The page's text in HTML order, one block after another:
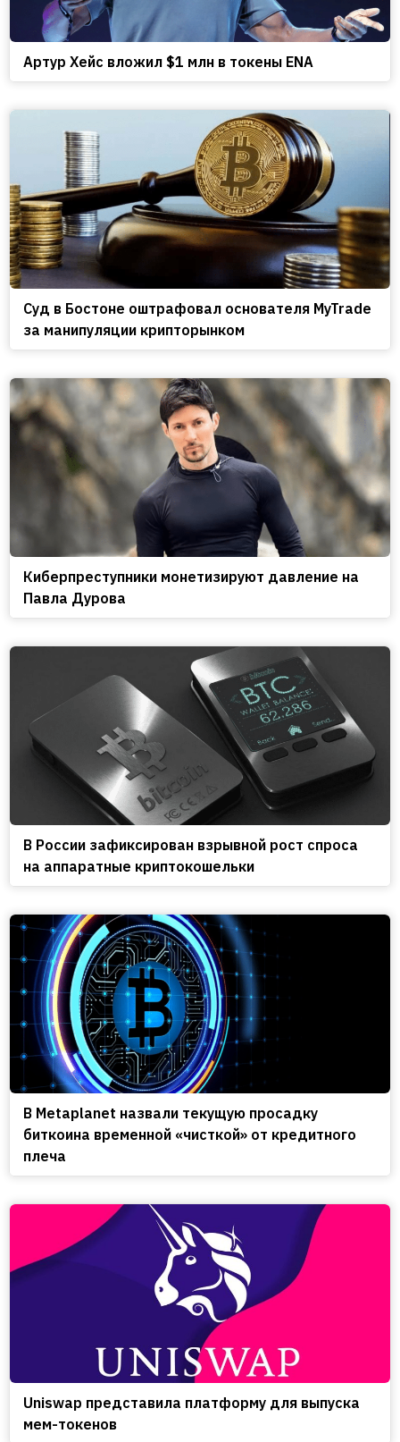
Артур Хейс вложил $1 млн в токены ENA
Cуд в Бостоне оштрафовал основателя MyTrade
за манипуляции крипторынком
Киберпреступники монетизируют давление на
Павла Дурова
В России зафиксирован взрывной рост спроса
на аппаратные криптокошельки
В Metaplanet назвали текущую просадку
биткоина временной «чисткой» от кредитного
плеча
Uniswap представила платформу для выпуска
мем-токенов